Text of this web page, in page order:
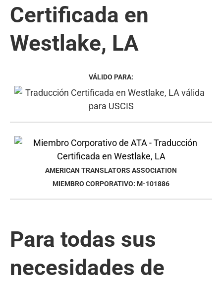
Certificada en
Westlake, LA
VÁLIDO PARA:
AMERICAN TRANSLATORS ASSOCIATION
MIEMBRO CORPORATIVO: M-101886
Para todas sus
necesidades de